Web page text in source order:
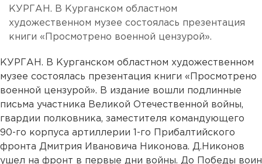
КУРГАН. В Курганском областном
художественном музее состоялась презентация
книги «Просмотрено военной цензурой».
КУРГАН. В Курганском областном художественном
музее состоялась презентация книги «Просмотрено
военной цензурой». В издание вошли подлинные
письма участника Великой Отечественной войны,
гвардии полковника, заместителя командующего
90-го корпуса артиллерии 1-го Прибалтийского
фронта Дмитрия Ивановича Никонова. Д.Никонов
ушел на фронт в первые дни войны. До Победы воин